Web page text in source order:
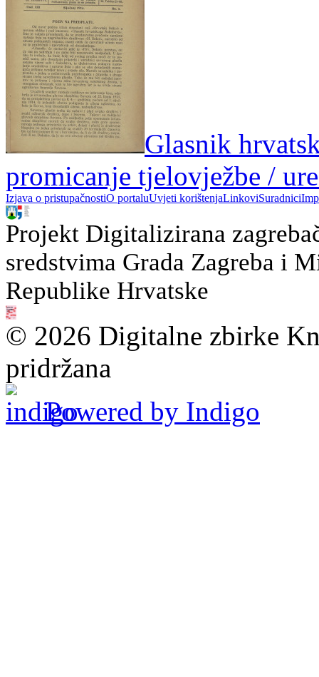
Glasnik
promicanje tjelovježbe /
Izjava o pristupačnostiO portaluUvjeti korištenjaLinkoviSuradnici
Projekt Digitalizirana
sredstvima Grada Zagreba i
Republike Hrvatske
© 2026 Digitalne zbirke
pridržana
Powered by Indigo